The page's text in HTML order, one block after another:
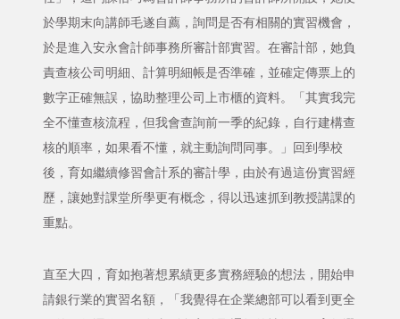
於學期末向講師毛遂自薦，詢問是否有相關的實習機會，
於是進入安永會計師事務所審計部實習。在審計部，她負
責查核公司明細、計算明細帳是否準確，並確定傳票上的
數字正確無誤，協助整理公司上市櫃的資料。「其實我完
全不懂查核流程，但我會查詢前一季的紀錄，自行建構查
核的順率，如果看不懂，就主動詢問同事。」回到學校
後，育如繼續修習會計系的審計學，由於有過這份實習經
歷，讓她對課堂所學更有概念，得以迅速抓到教授講課的
重點。
直至大四，育如抱著想累績更多實務經驗的想法，開始申
請銀行業的實習名額，「我覺得在企業總部可以看到更全